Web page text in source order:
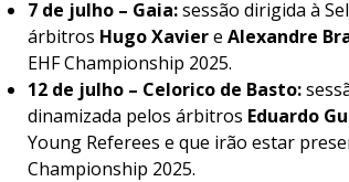
7 de julho – Gaia:sessão dirigida à
árbitros Hugo XaviereAlexandre
EHF Championship 2025.
12 de julho – Celorico de Basto:
dinamizada pelos árbitros Eduardo
Young Referees e que irão estar
Championship 2025.